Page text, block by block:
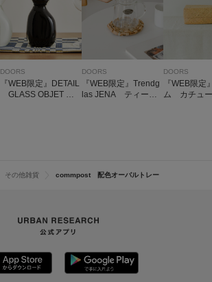
DOORS
『WEB限定』DETAIL
GLASS OBJET CA
DOORS
『WEB限定』Trendg
las JENA ティーポ
DOORS
『WEB限定
ム カチュ
その他雑貨 commpost 配色オーバルトレー